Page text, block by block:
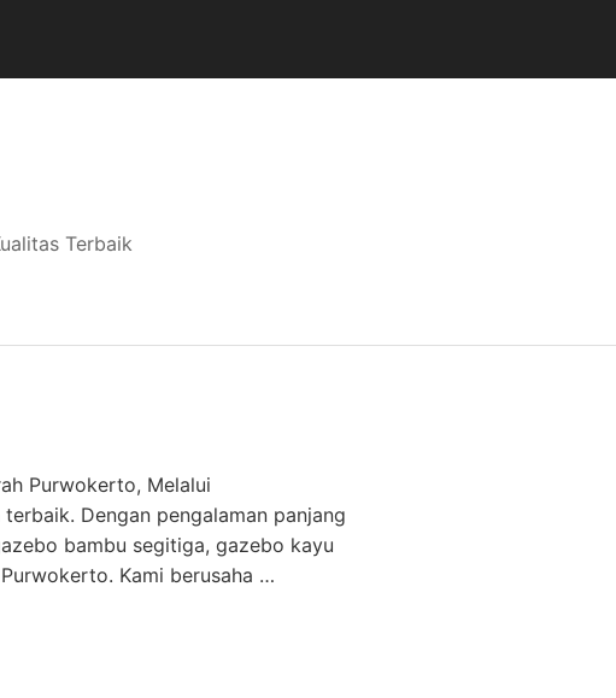
Terbaik
Purwokerto, Melalui
Dengan pengalaman panjang
bambu segitiga, gazebo kayu
Kami berusaha …